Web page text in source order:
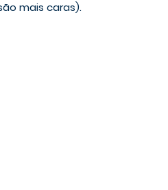
mais caras).